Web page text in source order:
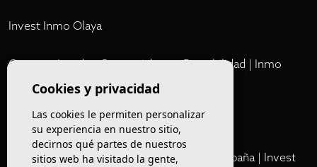
Invest Inmo Olaya
Comprar Locales Comerciales en Rentabilidad | Inmo
Olaya
Cartera Privada de Activos Hoteleros en España | Invest
Cookies y privacidad
Las cookies le permiten personalizar
su experiencia en nuestro sitio,
decirnos qué partes de nuestros
sitios web ha visitado la gente,